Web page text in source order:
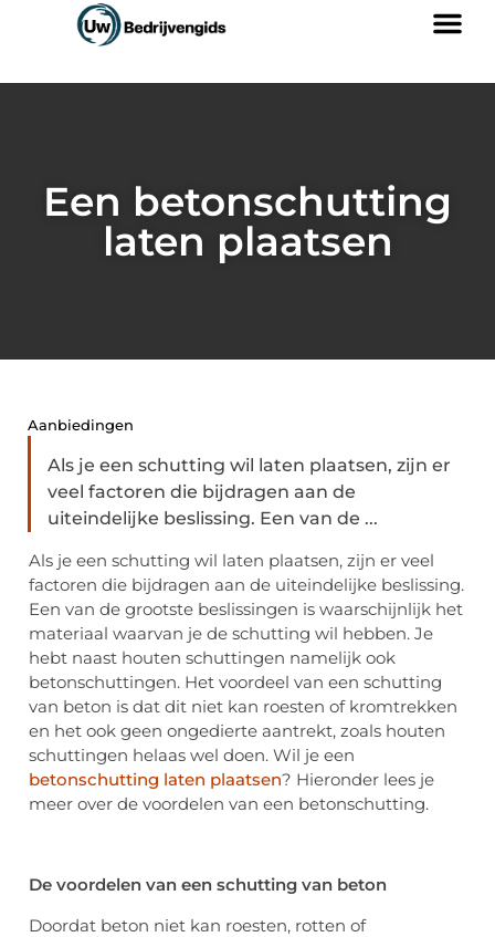
Een betonschutting
laten plaatsen
Aanbiedingen
Als je een schutting wil laten plaatsen, zijn er
veel factoren die bijdragen aan de
uiteindelijke beslissing. Een van de ...
Als je een schutting wil laten plaatsen, zijn er veel
factoren die bijdragen aan de uiteindelijke beslissing.
Een van de grootste beslissingen is waarschijnlijk het
materiaal waarvan je de schutting wil hebben. Je
hebt naast houten schuttingen namelijk ook
betonschuttingen. Het voordeel van een schutting
van beton is dat dit niet kan roesten of kromtrekken
en het ook geen ongedierte aantrekt, zoals houten
schuttingen helaas wel doen. Wil je een
betonschutting laten plaatsen? Hieronder lees je
meer over de voordelen van een betonschutting.
De voordelen van een schutting van beton
Doordat beton niet kan roesten, rotten of